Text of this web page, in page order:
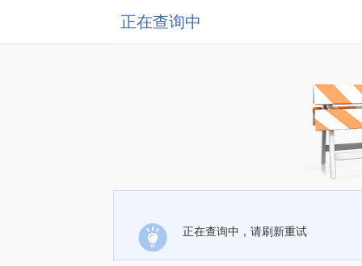
正在查询中
正在查询中，请刷新重试